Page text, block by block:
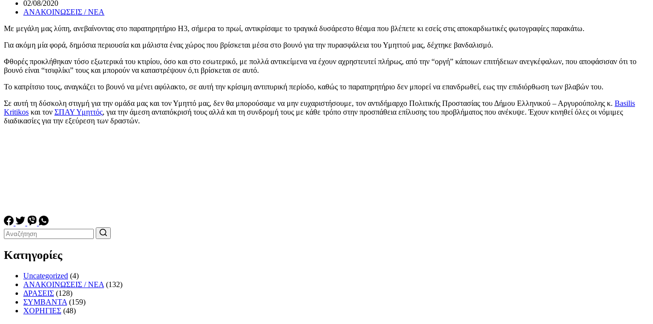
02/08/2020
ΑΝΑΚΟΙΝΩΣΕΙΣ / ΝΕΑ
Με μεγάλη μας λύπη, ανεβαίνοντας στο παρατηρητήριο Η3, σήμερα το πρωί, αντικρίσαμε το τραγικά δυσάρεστο θέαμα που βλέπετε κι εσείς στις αποκαρδιωτικές φωτογραφίες παρακάτω.
Για ακόμη μία φορά, δημόσια περιουσία και μάλιστα ένας χώρος που βρίσκεται μέσα στο βουνό για την πυρασφάλεια του Υμηττού μας, δέχτηκε βανδαλισμό.
Φθορές προκλήθηκαν τόσο εξωτερικά του κτιρίου, όσο και στο εσωτερικό, με πολλά αντικείμενα να έχουν αχρηστευτεί πλήρως, από την “οργή” κάποιων επιτήδειων ανεγκέφαλων, που αποφάσισαν ότι το
βουνό είναι “τσιφλίκι” τους και μπορούν να καταστρέψουν ό,τι βρίσκεται σε αυτό.
Το καπρίτσιο τους, αναγκάζει το βουνό να μένει αφύλακτο, σε αυτή την κρίσιμη αντιπυρική περίοδο, καθώς το παρατηρητήριο δεν μπορεί να επανδρωθεί, εως την επιδιόρθωση των βλαβών του.
Σε αυτή τη δύσκολη στιγμή για την ομάδα μας και τον Υμηττό μας, δεν θα μπορούσαμε να μην ευχαριστήσουμε, τον αντιδήμαρχο Πολιτικής Προστασίας του Δήμου Ελληνικού – Αργυρούπολης κ. Basilis
Kritikos και τον ΣΠΑΥ Υμηττός, για την άμεση ανταπόκρισή τους αλλά και τη συνδρομή τους με κάθε τρόπο στην προσπάθεια επίλυσης του προβλήματος που ανέκυψε. Έχουν κινηθεί όλες οι νόμιμες
διαδικασίες για την εξεύρεση των δραστών.
Κατηγορίες
Uncategorized (4)
ΑΝΑΚΟΙΝΩΣΕΙΣ / ΝΕΑ (132)
ΔΡΑΣΕΙΣ (128)
ΣΥΜΒΑΝΤΑ (159)
ΧΟΡΗΓΙΕΣ (48)